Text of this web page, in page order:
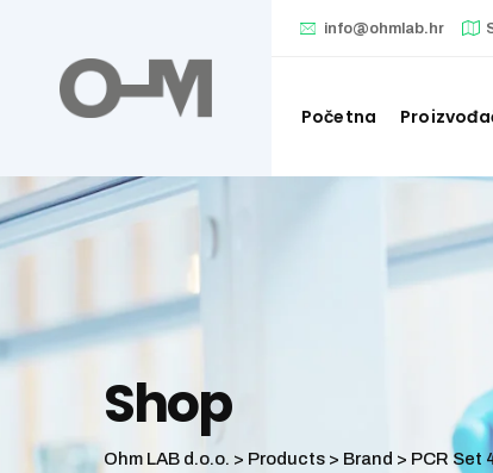
content
info@ohmlab.hr
Početna
Shop
Ohm LAB d.o.o. > Products > Brand > PCR Set